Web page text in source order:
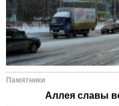
Памятники
Аллея славы